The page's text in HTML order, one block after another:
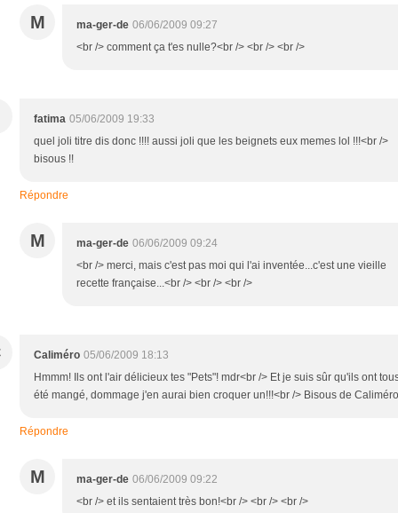
M ma-ger-de 06/06/2009 09:27
<br /> comment ça t'es nulle?<br /> <br /> <br />
fatima 05/06/2009 19:33
quel joli titre dis donc !!!! aussi joli que les beignets eux memes lol !!!<br />
bisous !!
Répondre
M ma-ger-de 06/06/2009 09:24
<br /> merci, mais c'est pas moi qui l'ai inventée...c'est une vieille
recette française...<br /> <br /> <br />
Caliméro 05/06/2009 18:13
Hmmm! Ils ont l'air délicieux tes "Pets"! mdr<br /> Et je suis sûr qu'ils ont
été mangé, dommage j'en aurai bien croquer un!!!<br /> Bisous de
Répondre
M ma-ger-de 06/06/2009 09:22
<br /> et ils sentaient très bon!<br /> <br /> <br />